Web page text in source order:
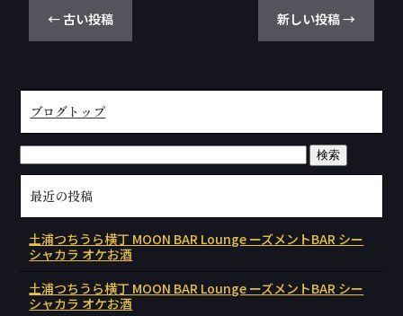
←古い投稿 新しい投稿→
ブログトップ
最近の投稿
土浦つちうら横丁 MOON BAR Lounge ーズメントBAR シー
シャカラ オケお酒
土浦つちうら横丁 MOON BAR Lounge ーズメントBAR シー
シャカラ オケお酒